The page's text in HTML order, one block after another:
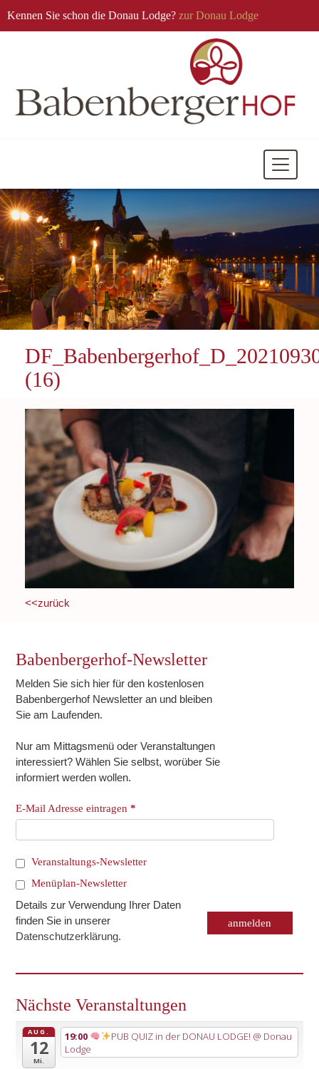
Kennen Sie schon die Donau Lodge? zur Donau Lodge
Mobile
(16)
<<zurück
Babenbergerhof-Newsletter
Melden Sie sich hier für den kostenlosen
Babenbergerhof Newsletter an und bleiben
Sie am Laufenden.
Nur am Mittagsmenü oder Veranstaltungen
interessiert? Wählen Sie selbst, worüber Sie
informiert werden wollen.
E-Mail Adresse eintragen*
Veranstaltungs-Newsletter
Menüplan-Newsletter
Details zur Verwendung Ihrer Daten
finden Sie in unserer
Datenschutzerklärung.
Nächste Veranstaltungen
AUG.
12
Mi.
19:00 PUB QUIZ in der DONAU LODGE! @ Donau
Lodge